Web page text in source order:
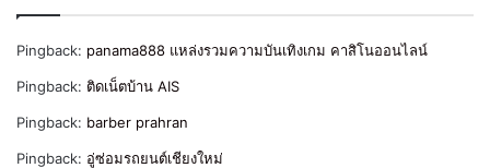
Pingback: panama888 แหล่งรวมความบันเทิงเกม คาสิโนออนไลน์
Pingback: ติดเน็ตบ้าน AIS
Pingback: barber prahran
Pingback: อู่ซ่อมรถยนต์เชียงใหม่